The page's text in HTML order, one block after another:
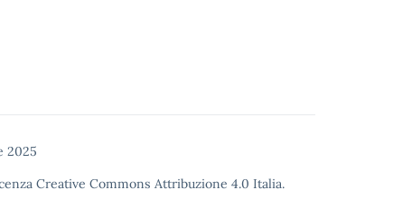
2025
Creative Commons Attribuzione 4.0 Italia.